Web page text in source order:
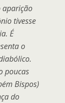
aparição
tivesse
É
o
poucas
Bispos)
do